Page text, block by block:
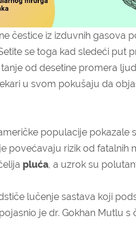
čestice iz izduvnih gasova
se toga kad sledeći put
od desetine promera
u svom pokušaju da
populacije pokazale
povećavaju rizik od fatalnih
pluća, a uzrok su
lučenje sastava koji
je dr. Gokhan Mutlu